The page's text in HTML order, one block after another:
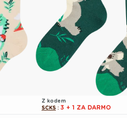
Z kodem
SCKS : 3 + 1 ZA DARMO